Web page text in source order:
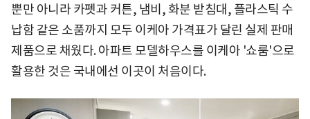
뿐만 아니라 카펫과 커튼, 냄비, 화분 받침대, 플라스틱 수
납함 같은 소품까지 모두 이케아 가격표가 달린 실제 판매
제품으로 채웠다. 아파트 모델하우스를 이케아 '쇼룸'으로
활용한 것은 국내에선 이곳이 처음이다.